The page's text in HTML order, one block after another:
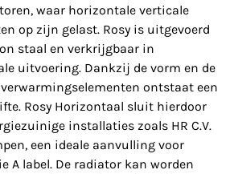
waar horizontale verticale
op zijn gelast. Rosy is uitgevoerd
staal en verkrijgbaar in
uitvoering. Dankzij de vorm en de
ontstaat een
Rosy Horizontaal sluit hierdoor
installaties zoals HR C.V.
een ideale aanvulling voor
A label. De radiator kan worden